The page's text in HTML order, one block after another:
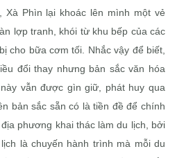
Xà Phìn lại khoác lên mình một vẻ
lợp tranh, khói từ khu bếp của các
cho bữa cơm tối. Nhắc vậy để biết,
đổi thay nhưng bản sắc văn hóa
vẫn được gìn giữ, phát huy qua
bản sắc sẵn có là tiền đề để chính
phương khai thác làm du lịch, bởi
là chuyến hành trình mà mỗi du